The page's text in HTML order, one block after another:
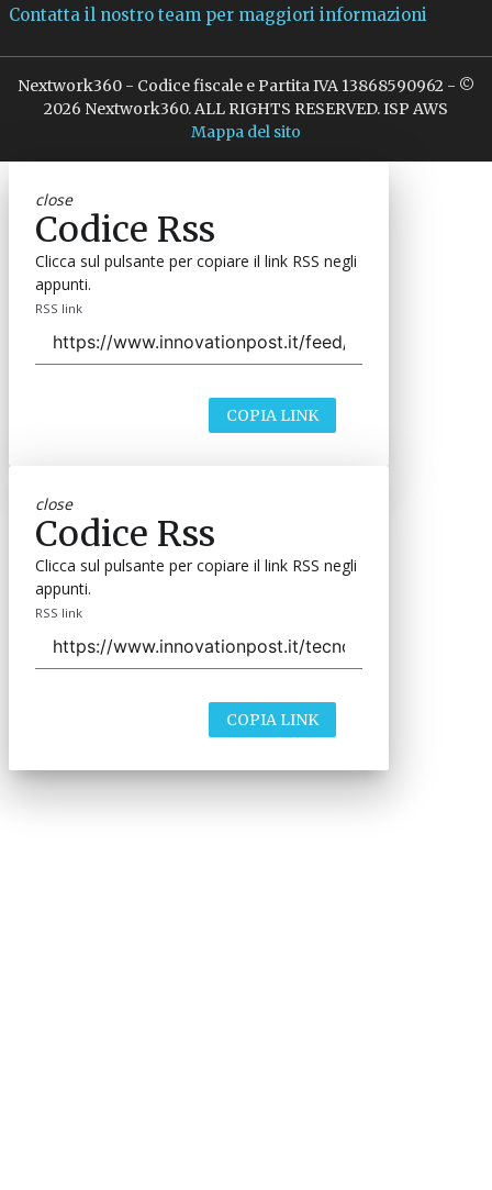
Contatta il nostro team per maggiori informazioni
Nextwork360 - Codice fiscale e Partita IVA 13868590962 - ©
2026 Nextwork360. ALL RIGHTS RESERVED. ISP AWS
Mappa del sito
close
Codice Rss
Clicca sul pulsante per copiare il link RSS negli
appunti.
RSS link
COPIA LINK
close
Codice Rss
Clicca sul pulsante per copiare il link RSS negli
appunti.
RSS link
COPIA LINK